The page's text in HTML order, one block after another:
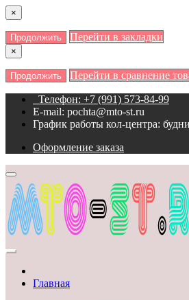
×
Продолжить Перейти в закладки
×
Продолжить Перейти в сравнение
Телефон: +7 (991) 573-84-99
E-mail: pochta@mto-st.ru
График работы кол-центра:
Оформление заказа
Главная